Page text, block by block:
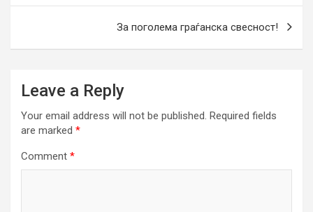
За поголема граѓанска свесност!
Leave a Reply
Your email address will not be published. Required fields
are marked *
Comment *